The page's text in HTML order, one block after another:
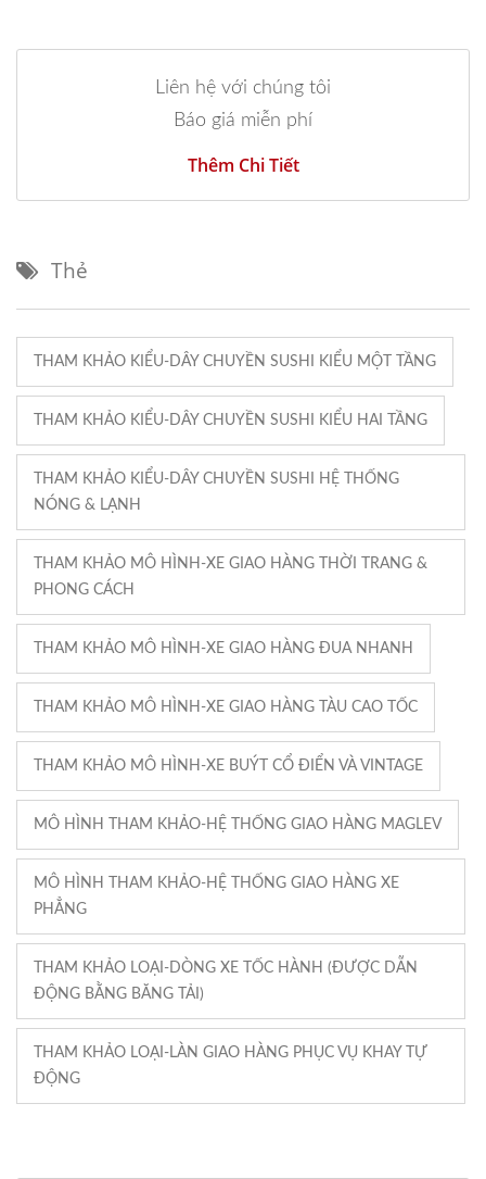
Liên hệ với chúng tôi
Báo giá miễn phí
Thêm Chi Tiết
Thẻ
THAM KHẢO KIỂU-DÂY CHUYỀN SUSHI KIỂU MỘT TẦNG
THAM KHẢO KIỂU-DÂY CHUYỀN SUSHI KIỂU HAI TẦNG
THAM KHẢO KIỂU-DÂY CHUYỀN SUSHI HỆ THỐNG
NÓNG & LẠNH
THAM KHẢO MÔ HÌNH-XE GIAO HÀNG THỜI TRANG &
PHONG CÁCH
THAM KHẢO MÔ HÌNH-XE GIAO HÀNG ĐUA NHANH
THAM KHẢO MÔ HÌNH-XE GIAO HÀNG TÀU CAO TỐC
THAM KHẢO MÔ HÌNH-XE BUÝT CỔ ĐIỂN VÀ VINTAGE
MÔ HÌNH THAM KHẢO-HỆ THỐNG GIAO HÀNG MAGLEV
MÔ HÌNH THAM KHẢO-HỆ THỐNG GIAO HÀNG XE
PHẲNG
THAM KHẢO LOẠI-DÒNG XE TỐC HÀNH (ĐƯỢC DẪN
ĐỘNG BẰNG BĂNG TẢI)
THAM KHẢO LOẠI-LÀN GIAO HÀNG PHỤC VỤ KHAY TỰ
ĐỘNG